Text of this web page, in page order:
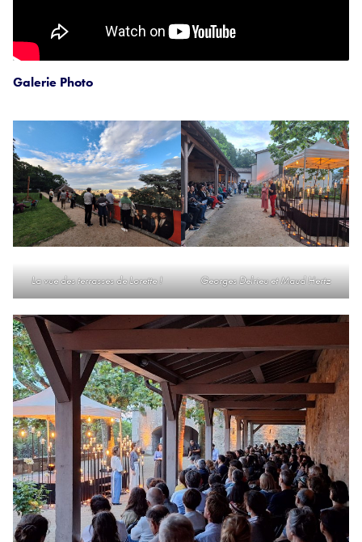
Galerie Photo
La vue des terrasses de Lorette ! Georges Delrieu et Maud Hertz